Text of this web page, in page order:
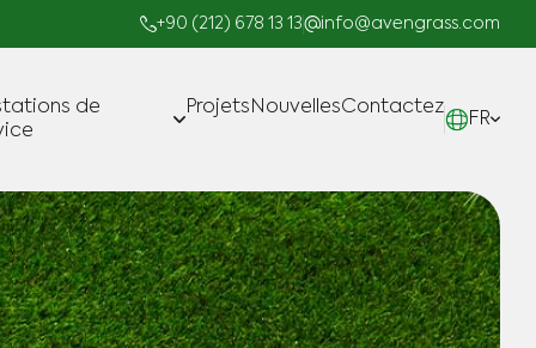
+90 (212) 678 13 13 info@avengrass.com
de
Fabrication
Projets NouvellesContactez
FR